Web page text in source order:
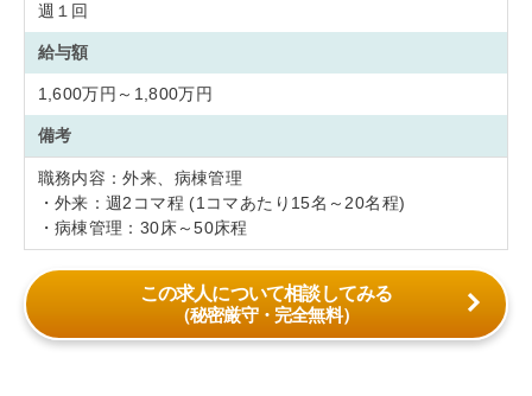
週１回
給与額
1,600万円～1,800万円
備考
職務内容：外来、病棟管理
・外来：週2コマ程 (1コマあたり15名～20名程)
・病棟管理：30床～50床程
この求人について相談してみる
（秘密厳守・完全無料）